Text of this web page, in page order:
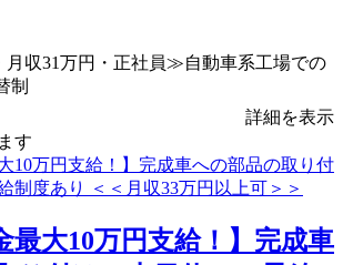
収31万円・正社員≫自動車系工場での
制
詳細を表示
す
最大10万円支給！】完成車